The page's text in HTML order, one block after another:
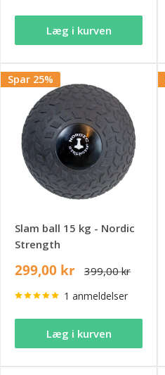
Læg i kurven
Spar 25%
Slam ball 15 kg - Nordic
Strength
299,00 kr 399,00 kr
1 anmeldelser
Læg i kurven